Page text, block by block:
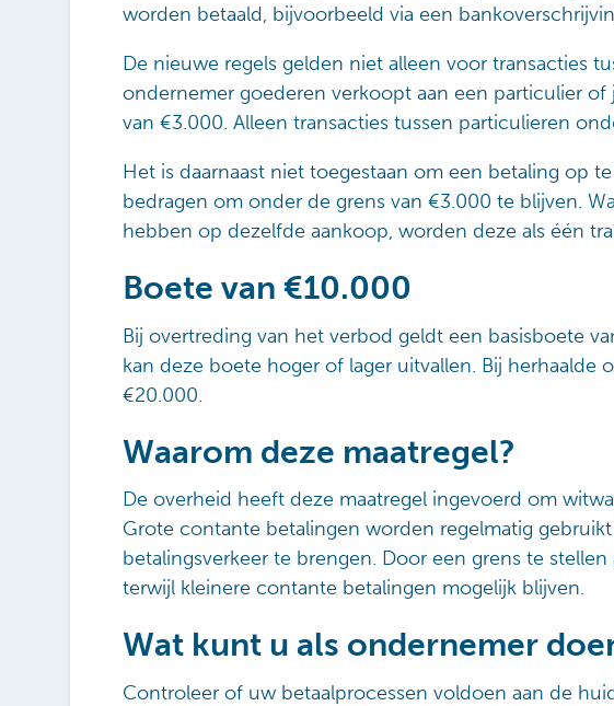
worden betaald, bijvoorbeeld via een
De nieuwe regels gelden niet alleen voor transacties
ondernemer goederen verkoopt aan een particulier
van €3.000. Alleen transacties tussen particulieren
Het is daarnaast niet toegestaan om een betaling op
bedragen om onder de grens van €3.000 te blijven.
hebben op dezelfde aankoop, worden deze als één
Boete van €10.000
Bij overtreding van het verbod geldt een basisboete
kan deze boete hoger of lager uitvallen. Bij
€20.000.
Waarom deze maatregel?
De overheid heeft deze maatregel ingevoerd om
Grote contante betalingen worden regelmatig
betalingsverkeer te brengen. Door een grens te
terwijl kleinere contante betalingen mogelijk blijven.
Wat kunt u als ondernemer
Controleer of uw betaalprocessen voldoen aan de